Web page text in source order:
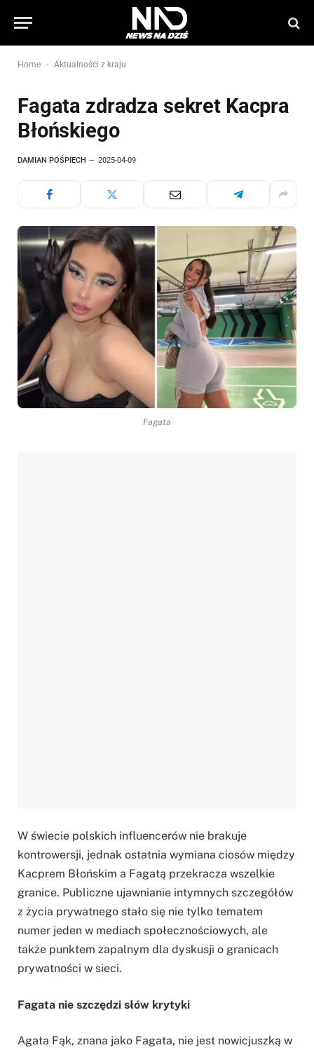
Home - Aktualności z kraju
Fagata zdradza sekret Kacpra
Błońskiego
DAMIAN POŚPIECH 2025-04-09
Fagata
W świecie polskich influencerów nie brakuje
kontrowersji, jednak ostatnia wymiana ciosów między
Kacprem Błońskim a Fagatą przekracza wszelkie
granice. Publiczne ujawnianie intymnych szczegółów
z życia prywatnego stało się nie tylko tematem
numer jeden w mediach społecznościowych, ale
także punktem zapalnym dla dyskusji o granicach
prywatności w sieci.
Fagata nie szczędzi słów krytyki
Agata Fąk, znana jako Fagata, nie jest nowicjuszką w